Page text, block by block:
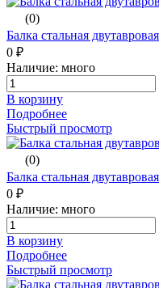
(0)
Балка стальная
0 ₽
Наличие: много
В корзину
Подробнее
Быстрый просмотр
(0)
Балка стальная
0 ₽
Наличие: много
В корзину
Подробнее
Быстрый просмотр